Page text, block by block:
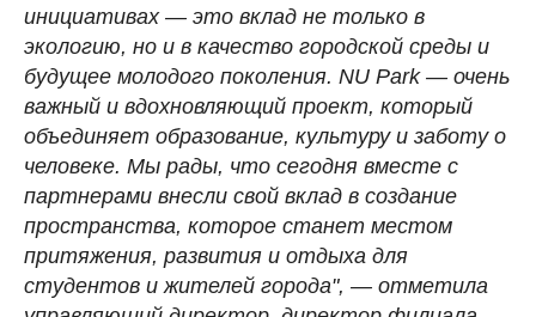
инициативах — это вклад не только в
экологию, но и в качество городской среды и
будущее молодого поколения. NU Park — очень
важный и вдохновляющий проект, который
объединяет образование, культуру и заботу о
человеке. Мы рады, что сегодня вместе с
партнерами внесли свой вклад в создание
пространства, которое станет местом
притяжения, развития и отдыха для
студентов и жителей города", — отметила